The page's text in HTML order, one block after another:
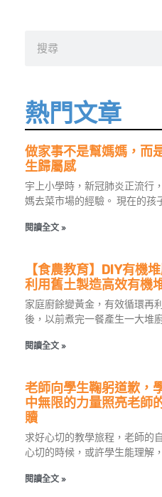
熱門文章
做家事不是幫媽媽，而
生歸屬感
宇上小學時，新冠肺炎正流行
媽去菜市場的經驗。 現在的孩
閱讀全文 »
【食農教育】DIY有機
利用舊土製造高效有機
家庭廚餘變黃金，有效循環再
後，以前煮完一餐產生一大堆
閱讀全文 »
老師向學生鞠躬道歉，
中無限的力量照亮老師
贖
求好心切的教學旅程，老師的
心切的時候，或許學生能理解
閱讀全文 »